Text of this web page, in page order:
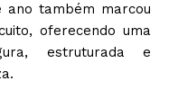
ano também marcou
oferecendo uma
estruturada e